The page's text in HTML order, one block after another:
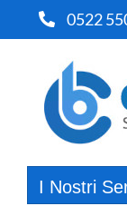
contenuto
0522
I Nostri